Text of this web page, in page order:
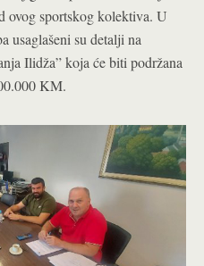
ovog sportskog kolektiva. U
usaglašeni su detalji na
Ilidža” koja će biti podržana
KM.